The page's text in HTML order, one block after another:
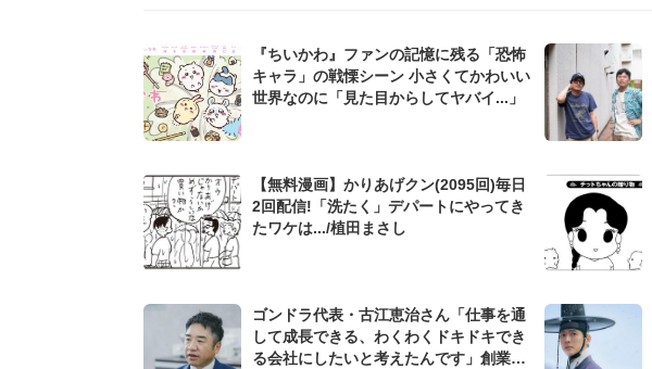
『ちいかわ』ファンの記憶に残る「恐怖
キャラ」の戦慄シーン 小さくてかわいい
世界なのに「見た目からしてヤバイ...」
【無料漫画】かりあげクン(2095回)毎日
2回配信!「洗たく」デパートにやってき
たワケは.../植田まさし
ゴンドラ代表・古江恵治さん「仕事を通
して成長できる、わくわくドキドキでき
る会社にしたいと考えたんです」創業来